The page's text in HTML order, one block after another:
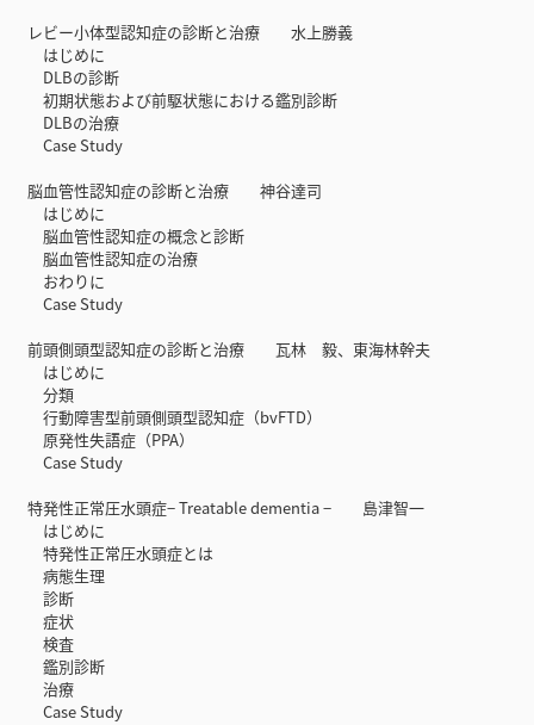
レビー小体型認知症の診断と治療 水上勝義
はじめに
DLBの診断
初期状態および前駆状態における鑑別診断
DLBの治療
Case Study
脳血管性認知症の診断と治療 神谷達司
はじめに
脳血管性認知症の概念と診断
脳血管性認知症の治療
おわりに
Case Study
前頭側頭型認知症の診断と治療 瓦林 毅、東海林幹夫
はじめに
分類
行動障害型前頭側頭型認知症（bvFTD）
原発性失語症（PPA）
Case Study
特発性正常圧水頭症− Treatable dementia − 島津智一
はじめに
特発性正常圧水頭症とは
病態生理
診断
症状
検査
鑑別診断
治療
Case Study